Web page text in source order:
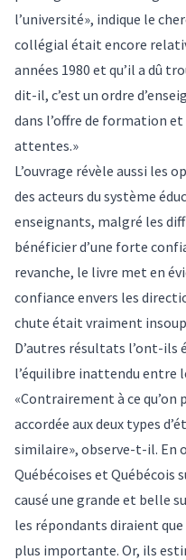
l’université», indique le
collégial était encore
années 1980 et qu’il a dû
dit-il, c’est un ordre
dans l’offre de formation
attentes.»
L’ouvrage révèle aussi les
des acteurs du système
enseignants, malgré les
bénéficier d’une forte
revanche, le livre met en
confiance envers les
chute était vraiment
D’autres résultats l’ont-
l’équilibre inattendu entre
«Contrairement à ce
accordée aux deux types
similaire», observe-t-il. En
Québécoises et Québécois
causé une grande et belle
les répondants diraient
plus importante. Or, ils